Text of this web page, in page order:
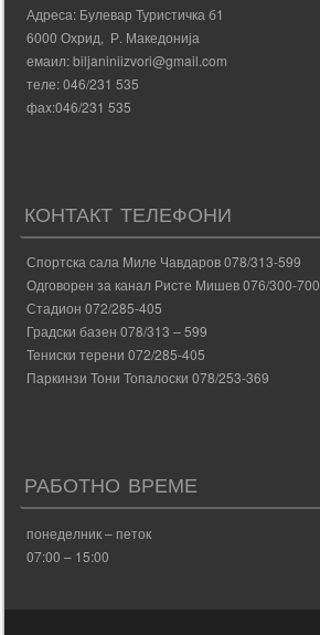
Адреса: Булевар Туристичка б1
6000 Охрид, Р. Македонија
емаил: biljaniniizvori@gmail.com
теле: 046/231 535
фаx:046/231 535
КОНТАКТ ТЕЛЕФОНИ
Спортска сала Миле Чавдаров 078/313-599
Одговорен за канал Ристе Мишев 076/300-700
Стадион 072/285-405
Градски базен 078/313 – 599
Тениски терени 072/285-405
Паркинзи Тони Топалоски 078/253-369
РАБОТНО ВРЕМЕ
понеделник – петок
07:00 – 15:00